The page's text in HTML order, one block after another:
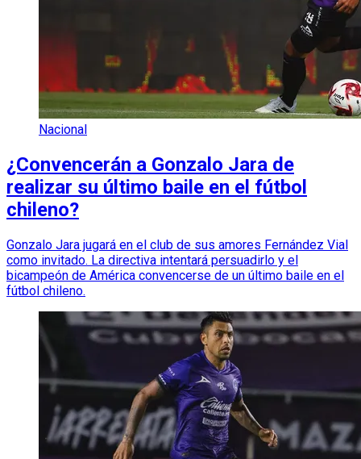
Nacional
¿Convencerán a Gonzalo Jara de
realizar su último baile en el fútbol
chileno?
Gonzalo Jara jugará en el club de sus amores Fernández Vial
como invitado. La directiva intentará persuadirlo y el
bicampeón de América convencerse de un último baile en el
fútbol chileno.